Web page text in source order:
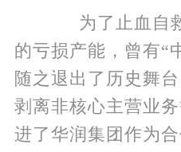
为了止血自救
的亏损产能，曾有“
随之退出了历史舞
剥离非核心主营业
进了华润集团作为